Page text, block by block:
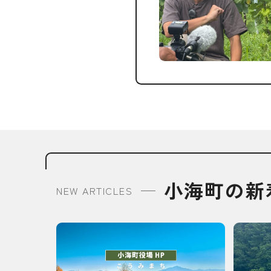
NEW ARTICLES 小海町の